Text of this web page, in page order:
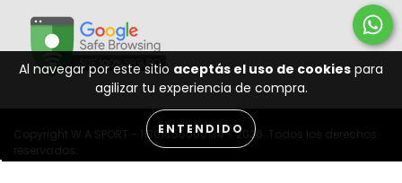
Al navegar por este sitio aceptás el uso de cookies para
agilizar tu experiencia de compra.
ENTENDIDO
Copyright W A SPORT - 11301556000134 - 2026. Todos los derechos
reservados.